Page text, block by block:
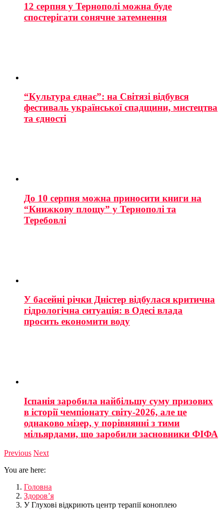
12 серпня у Тернополі можна буде
спостерігати сонячне затемнення
“Культура єднає”: на Світязі відбувся
фестиваль української спадщини, мистецтва
та єдності
До 10 серпня можна приносити книги на
“Книжкову площу” у Тернополі та
Теребовлі
У басейні річки Дністер відбулася критична
гідрологічна ситуація: в Одесі влада
просить економити воду
Іспанія заробила найбільшу суму призових
в історії чемпіонату світу-2026, але це
однаково мізер, у порівнянні з тими
мільярдами, що заробили засновники ФІФА
Previous Next
You are here:
Головна
Здоров’я
У Глухові відкриють центр терапії коноплею